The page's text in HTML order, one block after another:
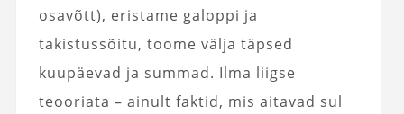
osavõtt), eristame galoppi ja
takistussõitu, toome välja täpsed
kuupäevad ja summad. Ilma liigse
teooriata – ainult faktid, mis aitavad sul